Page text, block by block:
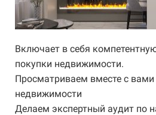
Включает в себя
покупки недвижимости.
Просматриваем вместе с
недвижимости
Делаем экспертный аудит по